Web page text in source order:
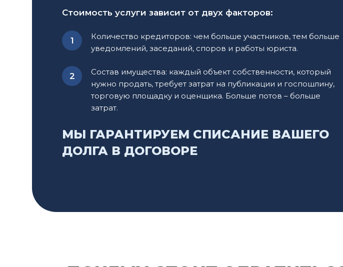
Стоимость услуги зависит от двух факторов:
Количество кредиторов: чем больше участников, тем больше
уведомлений, заседаний, споров и работы юриста.
Состав имущества: каждый объект собственности, который
нужно продать, требует затрат на публикации и госпошлину,
торговую площадку и оценщика. Больше потов – больше
затрат.
МЫ ГАРАНТИРУЕМ СПИСАНИЕ ВАШЕГО
ДОЛГА В ДОГОВОРЕ